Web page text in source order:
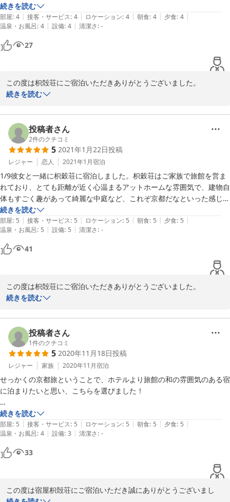
水で調整が必要なのですがすぐ熱くなるのであまりゆっくり浸かれませ
んでした。（冷水を出し続ければよかったのでしょうが…）
夕食はしゃぶしゃぶのコースをいただきました。先付けなども含めて十
品くらいは出していただいたと思いますが、女性の私には食べきれない
くらいでした。どれも美味しく、特に初めて食べた生麩のお刺身は絶品
でした。しゃぶしゃぶのお肉も柔らかく、プランの金額にしては質が良
くて大満足です。
翌日の朝食も品目が多く、京都らしい素朴でヘルシーな食事を堪能でき
またうっかり布団を汚してしまい、クリーニング代払いますとお伝えし
たのですが、またぜひ泊まりにいらしてくだされば大丈夫ですと優しく
対応してくださり、本当に感謝しかありません。
それを差し引いてもとても素敵な旅館だったので、また泊まりにきたい
と思います。
今後ともお客様のご期待に応えられるよう日々努めて参りますので
変わらぬご愛顧をお願い申し上げます。
外はすっかりあたたかくなり桜が満開でございます。今日はあたた
お客様もくれぐれもお身体を大切にお過ごしください。
またのご来店を心よりお待ちしております。
宿屋枳殻荘スタッフ一同
2021-03-28
ました。
旅先にいるというよりも、親戚の家に遊びに来て、豪勢な食事を味わっ
ているような感じでした。
GoToトラベル停止で、差額のお支払いは痛かったけど、それを補って
余りあるサービスを提供していただきました。お陰様で夫婦そろって体
本当に有難うございました。お世話になりました。状況は厳しいと思い
ますが頑張って下さい。
続きを読む
部屋: 4 | 接客・サービス: 4 | ロケーション: 4 | 朝食: 4 | 夕食: 4 |
温泉・お風呂: 4 | 設備: 4 | 清潔さ: -
27
この度は枳殻荘にご宿泊いただきありがとうございました。
評価や感想の投稿もお寄せいただき重ねて御礼申し上げます。ご満
早期よりご予約賜り、またGoToトラベルも停止の中お越し頂き本
当にありがとうございました。
今後ともお客様のご期待にそえられるよう日々努めて参りますので
宜しくお願い致します。
時節がら寒暖の差が激しくなっておりますので、どうぞご自愛くだ
さいませ。
またのご来店をスタッフ一同心よりお待ちしております。ありがと
うございました。
宿屋枳殻荘
2021-02-02
続きを読む
投稿者さん
2件のクチコミ
5 2021年1月22日投稿
レジャー 恋人 2021年1月宿泊
1/9彼女と一緒に枳穀荘に宿泊しました。枳穀荘はご家族で旅館を営ま
れており、とても距離が近く心温まるアットホームな雰囲気で、建物自
体もすごく趣があって綺麗な中庭など、これぞ京都だなといった感じで
した！
このようなご時世なので今回宿泊することに申し訳ない気持ちと少し抵
抗がありましたが、チェックイン時にはご家族皆さん総出でお出迎えい
ただき、大女将からも丁寧な説明があり、彼女と感激しながらも、とて
も安心して宿泊することができました！
また、食事も急遽ではありましたがお部屋食で対応してくれたりと本当
お風呂もお料理も何もかもとても満足ですが、何より、この旅館はご家
族皆さんのお人柄の良さであったり、接客サービス、おもてなしの心が
めてには感じないどこか落ち着く、そんな心温まるご家族、旅館でし
た！
京都にはホテルや旅館といった宿泊施設がたくさんありますがその中で
も今回私たちが枳穀荘に宿泊することができて本当によかったと感じて
います。
来年、再来年、そしてその先も、ずっとまた枳穀荘に行きたい、行きつ
けにしたいと思える旅館に出会えることができた最高の旅館になりまし
た！
また来年も彼女と宿泊させていただきます！
続きを読む
部屋: 5 | 接客・サービス: 5 | ロケーション: 5 | 朝食: 5 | 夕食: 5 |
温泉・お風呂: 5 | 設備: 5 | 清潔さ: -
41
この度は枳殻荘にご宿泊いただきありがとうございました。
評価や感想の投稿もお寄せいただき重ねて御礼申し上げます。ご満
今後ともお客様のご期待にそえられるよう日々努めて参りますので
宜しくお願い致します。
時節がら寒暖の差が激しくなっておりますので、どうぞご自愛くだ
さいませ。
またのご来店をスタッフ一同心よりお待ちしております。ありがと
うございました。
宿屋枳殻荘
続きを読む
投稿者さん
1件のクチコミ
5 2020年11月18日投稿
レジャー 家族 2020年11月宿泊
せっかくの京都旅ということで、ホテルより旅館の和の雰囲気のある宿
に泊まりたいと思い、こちらを選びました！
京都駅から近く、でもとても静かな場所にあり、すぐそばに東本願寺も
あります。
11月13日から2泊しましたが、家族経営なので宿の皆さんが本当に温か
く迎えてくださって、気持ち良く過ごせました。
お風呂は部屋ごとに時間が分かれていて（チェックインの際に希望時間
を聞いて下さる）、元々4部屋しかないこともあり、他の宿泊者と出会
続きを読む
部屋: 5 | 接客・サービス: 5 | ロケーション: 5 | 朝食: 5 | 夕食: 5 |
温泉・お風呂: 4 | 設備: 3 | 清潔さ: -
33
この度は宿屋枳殻荘にご宿泊いただき誠にありがとうございまし